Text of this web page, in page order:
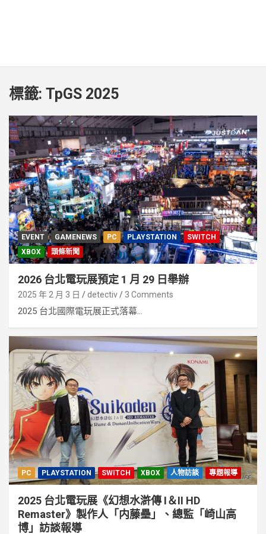
標籤: TpGS 2025
EVENT GAMENEWS PC PLAYSTATION
SWITCH
XBOX
頭條新聞
2026 台北電玩展預定 1 月 29 日舉辦
2025 年 2 月 3 日 detectiv 3 Comments
2025 台北國際電玩展正式落幕...
PC PLAYSTATION SWITCH XBOX 人物訪談 專題報導
2025 台北電玩展《幻想水滸傳 I＆II HD
Remaster》製作人「内藤壘」、總監「崎山高
博」訪談報導